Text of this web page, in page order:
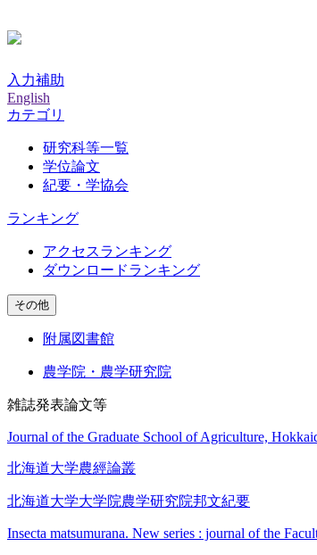
入力補助
English
カテゴリ
研究科等一覧
学位論文
紀要・学協会
ランキング
アクセスランキング
ダウンロードランキング
その他
附属図書館
農学院・農学研究院
雑誌発表論文等
Journal of the Graduate School of Agriculture,
北海道大学農經論叢
北海道大学大学院農学研究院邦文紀要
Insecta matsumurana. New series : journal of the